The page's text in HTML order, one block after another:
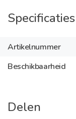
Specificaties
Artikelnummer
Beschikbaarheid
Delen